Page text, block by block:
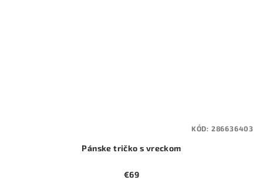
Pánske tričko s vreckom
€69
KÓD: 286636403